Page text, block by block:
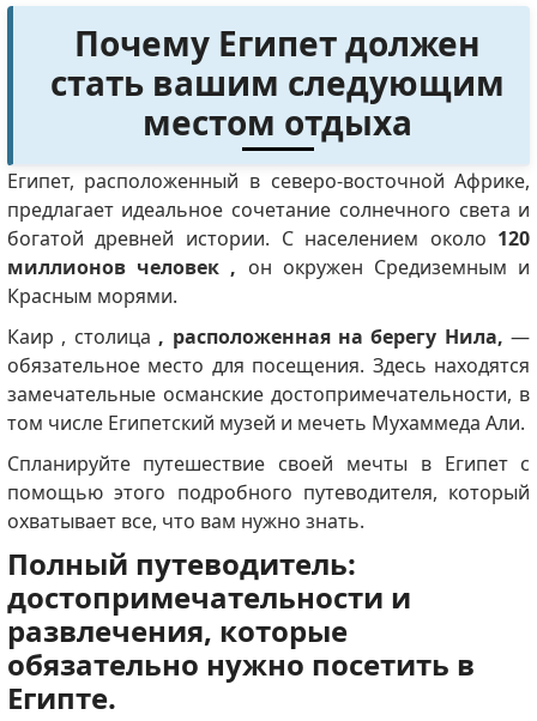
Почему Египет должен
стать вашим следующим
местом отдыха
Египет, расположенный в северо-восточной Африке,
предлагает идеальное сочетание солнечного света и
богатой древней истории. С населением около 120
миллионов человек , он окружен Средиземным и
Красным морями.
Каир , столица , расположенная на берегу Нила, —
обязательное место для посещения. Здесь находятся
замечательные османские достопримечательности, в
том числе Египетский музей и мечеть Мухаммеда Али.
Спланируйте путешествие своей мечты в Египет с
помощью этого подробного путеводителя, который
охватывает все, что вам нужно знать.
Полный путеводитель:
достопримечательности и
развлечения, которые
обязательно нужно посетить в
Египте.